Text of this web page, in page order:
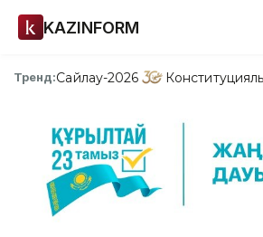
KAZINFORM
Тренд:Сайлау-2026